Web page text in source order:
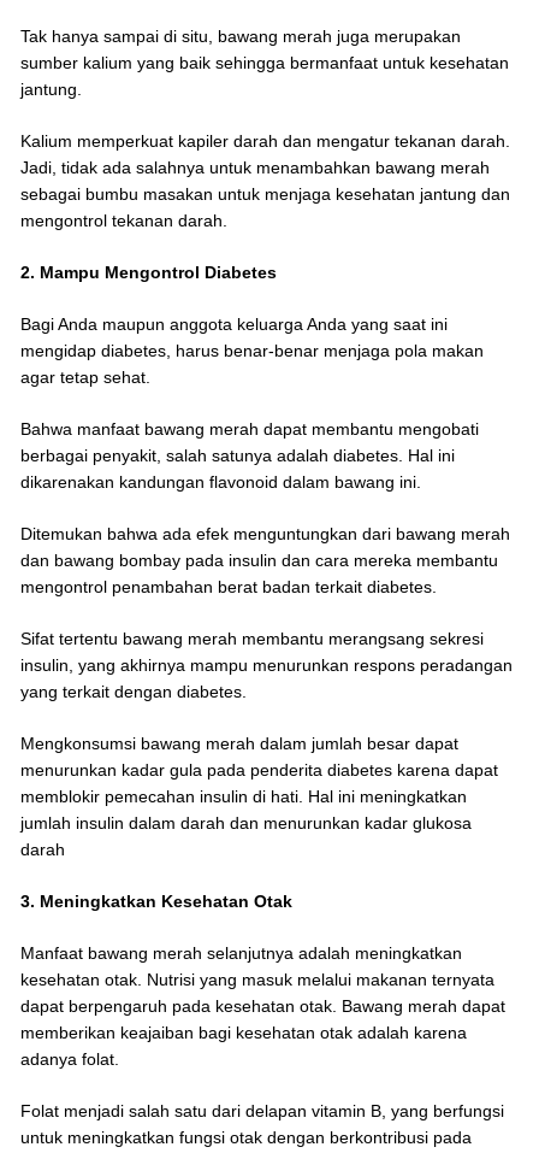
Tak hanya sampai di situ, bawang merah juga merupakan
sumber kalium yang baik sehingga bermanfaat untuk kesehatan
jantung.
Kalium memperkuat kapiler darah dan mengatur tekanan darah.
Jadi, tidak ada salahnya untuk menambahkan bawang merah
sebagai bumbu masakan untuk menjaga kesehatan jantung dan
mengontrol tekanan darah.
2. Mampu Mengontrol Diabetes
Bagi Anda maupun anggota keluarga Anda yang saat ini
mengidap diabetes, harus benar-benar menjaga pola makan
agar tetap sehat.
Bahwa manfaat bawang merah dapat membantu mengobati
berbagai penyakit, salah satunya adalah diabetes. Hal ini
dikarenakan kandungan flavonoid dalam bawang ini.
Ditemukan bahwa ada efek menguntungkan dari bawang merah
dan bawang bombay pada insulin dan cara mereka membantu
mengontrol penambahan berat badan terkait diabetes.
Sifat tertentu bawang merah membantu merangsang sekresi
insulin, yang akhirnya mampu menurunkan respons peradangan
yang terkait dengan diabetes.
Mengkonsumsi bawang merah dalam jumlah besar dapat
menurunkan kadar gula pada penderita diabetes karena dapat
memblokir pemecahan insulin di hati. Hal ini meningkatkan
jumlah insulin dalam darah dan menurunkan kadar glukosa
darah
3. Meningkatkan Kesehatan Otak
Manfaat bawang merah selanjutnya adalah meningkatkan
kesehatan otak. Nutrisi yang masuk melalui makanan ternyata
dapat berpengaruh pada kesehatan otak. Bawang merah dapat
memberikan keajaiban bagi kesehatan otak adalah karena
adanya folat.
Folat menjadi salah satu dari delapan vitamin B, yang berfungsi
untuk meningkatkan fungsi otak dengan berkontribusi pada